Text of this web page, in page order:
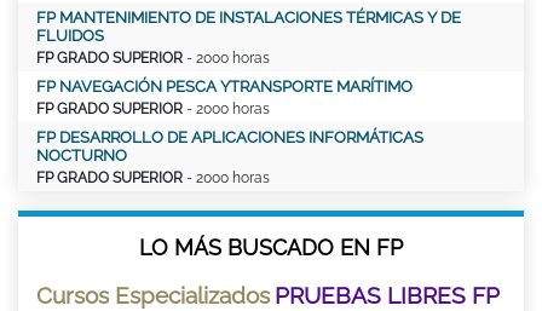
FP MANTENIMIENTO DE INSTALACIONES TÉRMICAS Y DE
FLUIDOS
FP GRADO SUPERIOR - 2000 horas
FP NAVEGACIÓN PESCA YTRANSPORTE MARÍTIMO
FP GRADO SUPERIOR - 2000 horas
FP DESARROLLO DE APLICACIONES INFORMÁTICAS
NOCTURNO
FP GRADO SUPERIOR - 2000 horas
LO MÁS BUSCADO EN FP
Cursos Especializados PRUEBAS LIBRES FP